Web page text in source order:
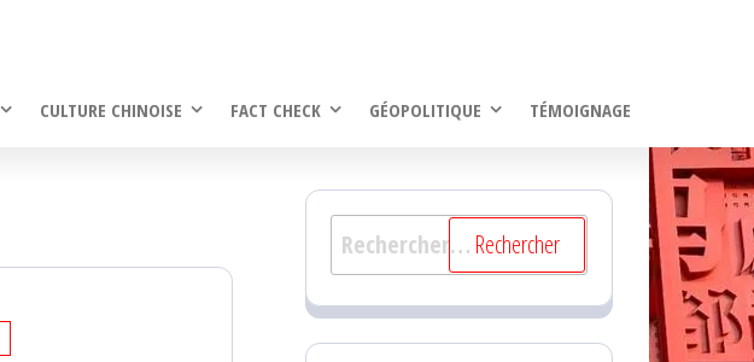
CULTURE CHINOISE FACT CHECK GÉOPOLITIQUE TÉMOIGNAGE
Rechercher :